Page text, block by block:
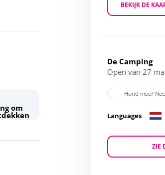
om
BEKIJK DE
De Camping
Open van 27
Hond mee?
Languages
ZIE